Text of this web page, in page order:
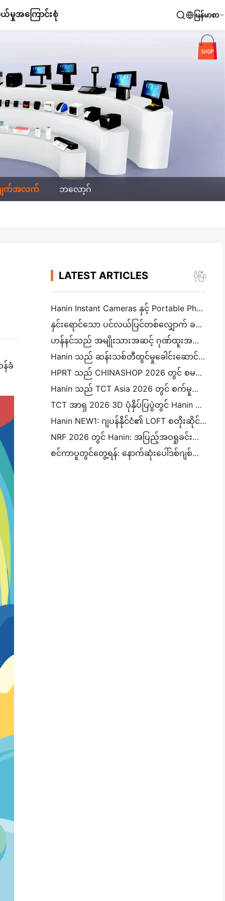
မှုအကြောင်းစုံ မြန်မာစာ
ျက်အလက် ဘလော့ဂ်
န်ခံ
LATEST ARTICLES ပိုပြီး
Hanin Instant Cameras နှင့် Portable Photo Printers များသည် IEAE Shenzhen 2026 တွင် စိတ်ဝင်စားမှုကြီးကို ဆွဲဆောင်သည်။
နှင်းရောင်သော ပင်လယ်ပြင်တစ်လျှောက် ခရီးစဉ်: ဟန်နင်သည် ကမ်ဒိုရှိ ကလေးများအား ဓာတ်ပုံပညာရေးအစီ
ဟန်နင်သည် အမျိုးသားအဆင့် ဂုဏ်ထူးအသစ်ရရှိခဲ့သည်။ "၂၀၂၆ တရုတ်နိုင်ငံတွင် ထုတ်လုပ်ထားသည် · စားသုံးသူများမှ ယုံ
Hanin သည် ဆန်းသစ်တီထွင်မှုခေါင်းဆောင်မှုအတွက် လုပ်ငန်းနည်းပညာအမျိုးသားစင်တာအဖြစ် အသိအမှတ
HPRT သည် CHINASHOP 2026 တွင် စမတ်လက်လီရောင်းချမှုအတွက် AI-Driven NEX Series ကိုပြသသည်။
Hanin သည် TCT Asia 2026 တွင် စက်မှုလုပ်ငန်း 3D ပုံနှိပ်မှုအတွက် LCD-L298 နှင့် SJF ဆန်းသစ်တီထွင်မှုများကို ဖော်ပြသည်။
TCT အာရှ 2026 3D ပုံနှိပ်ပြပွဲတွင် Hanin ကိုပါဝင်ပါ
Hanin NEW1: ဂျပန်နိုင်ငံ၏ LOFT စတိုးဆိုင်များသို့ ဆောင်ရွက်သော စတီကယ်ပုံနှိပ်စက်
NRF 2026 တွင် Hanin: အပြည့်အဝရှုခင်းကို Intelligent Printing Solutions ဖြင့် လက်လီရောင်းချမှုကို အာဏာပေးခြင်း
စင်ကာပူတွင်တွေ့ရန်: နောက်ဆုံးပေါ်ဒစ်ဂျစ်တယ်ပုံနှိပ်နည်းပညာကိုမြင်ရန် ITMA ASIA 2025 တွင်ဟာနင်နှင့်အတူ